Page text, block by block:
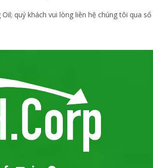
quý khách vui lòng liên hệ chúng tôi qua số